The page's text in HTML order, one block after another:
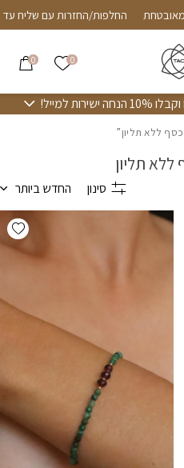
ש"ח ומעלה רכישה
0 הרשימה
0
למייל!
ללא תליון”
ללא תליון
סינון החדש ביותר
Add